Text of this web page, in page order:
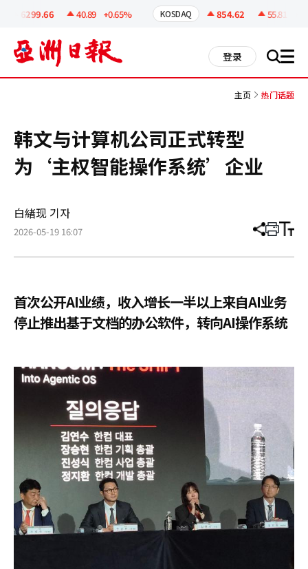
6299.66 40.89 +0.65% KOSDAQ 854.62 55.81
登录 搜 all
主页 热门话题
韩文与计算机公司正式转型
为‘主权智能操作系统’企业
白緖现 기자
2026-05-19 16:07 分
章
打 调
小
首次公开AI业绩，收入增长一半以上来自AI业务
停止推出基于文档的办公软件，转向AI操作系统